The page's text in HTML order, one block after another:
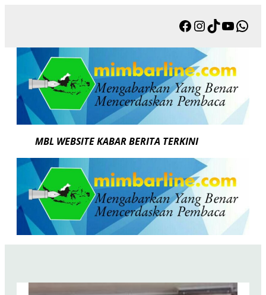
Facebook
Instagram
TikTok
MBL WEBSITE KABAR BERITA TERKINI